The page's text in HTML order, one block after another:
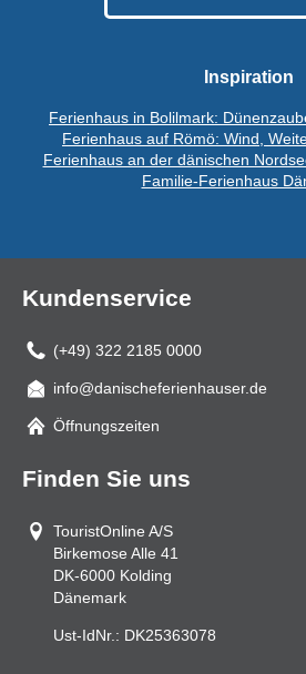
Inspiration
Ferienhaus in Bolilmark:
Ferienhaus auf Römö: Wind,
Ferienhaus an der dänischen
Familie-Ferienhaus
Kundenservice
(+49) 322 2185 0000
Mail
info@danischeferienhauser.de
Öffnungszeiten
Finden Sie uns
TouristOnline A/S
Birkemose Alle 41
DK-6000 Kolding
Dänemark
Ust-IdNr.: DK25363078